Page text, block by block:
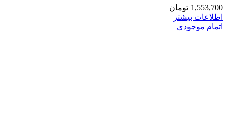
1,553,700 تومان
اطلاعات بیشتر
اتمام موجودی